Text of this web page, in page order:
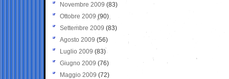
Novembre 2009 (83)
Ottobre 2009 (90)
Settembre 2009 (83)
Agosto 2009 (56)
Luglio 2009 (83)
Giugno 2009 (76)
Maggio 2009 (72)